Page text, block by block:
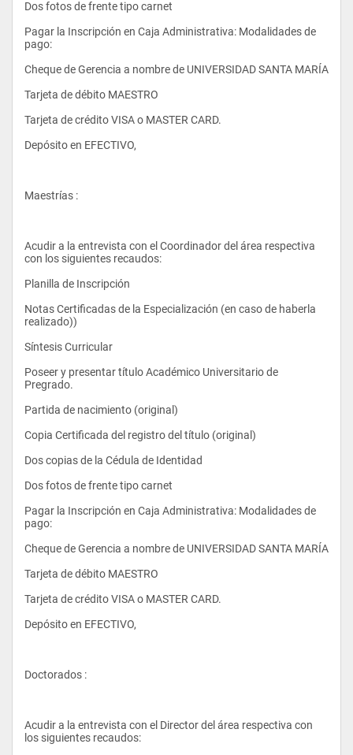
- Contabilidad III
- Microeconomía II
- Derecho Laboral
- Matemáticas III
- Estadística I
- Contabilidad IV
- Macroeconomía
- Estadística II
Dos fotos de frente tipo carnet
Pagar la Inscripción en Caja Administrativa: Modalidades de
pago:
Cheque de Gerencia a nombre de UNIVERSIDAD SANTA MARÍA
Tarjeta de débito MAESTRO
Tarjeta de crédito VISA o MASTER CARD.
Depósito en EFECTIVO,
Maestrías :
Acudir a la entrevista con el Coordinador del área respectiva
con los siguientes recaudos:
Planilla de Inscripción
Notas Certificadas de la Especialización (en caso de haberla
realizado))
Síntesis Curricular
Poseer y presentar título Académico Universitario de
Pregrado.
Partida de nacimiento (original)
Copia Certificada del registro del título (original)
Dos copias de la Cédula de Identidad
Dos fotos de frente tipo carnet
Pagar la Inscripción en Caja Administrativa: Modalidades de
pago:
Cheque de Gerencia a nombre de UNIVERSIDAD SANTA MARÍA
Tarjeta de débito MAESTRO
Tarjeta de crédito VISA o MASTER CARD.
Depósito en EFECTIVO,
Doctorados :
Acudir a la entrevista con el Director del área respectiva con
los siguientes recaudos: